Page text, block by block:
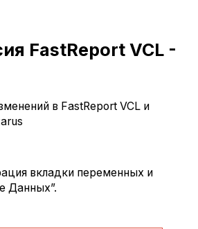
FastReport VCL -
в FastReport VCL и
вкладки переменных и
Данных”.